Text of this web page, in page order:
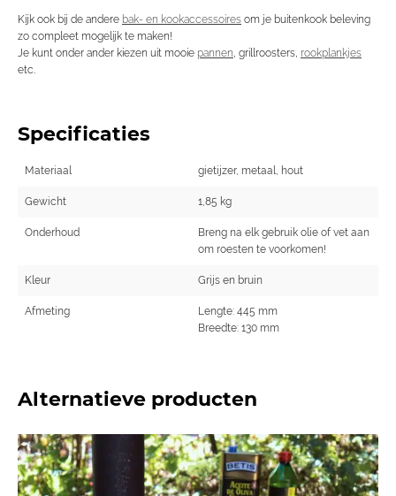
Kijk ook bij de andere bak- en kookaccessoires om je buitenkook beleving
zo compleet mogelijk te maken!
Je kunt onder ander kiezen uit mooie pannen, grillroosters, rookplankjes
etc.
Specificaties
Materiaal gietijzer, metaal, hout
Gewicht 1,85 kg
Onderhoud
Breng na elk gebruik olie of vet aan
om roesten te voorkomen!
Kleur Grijs en bruin
Afmeting
Lengte: 445 mm
Breedte: 130 mm
Alternatieve producten